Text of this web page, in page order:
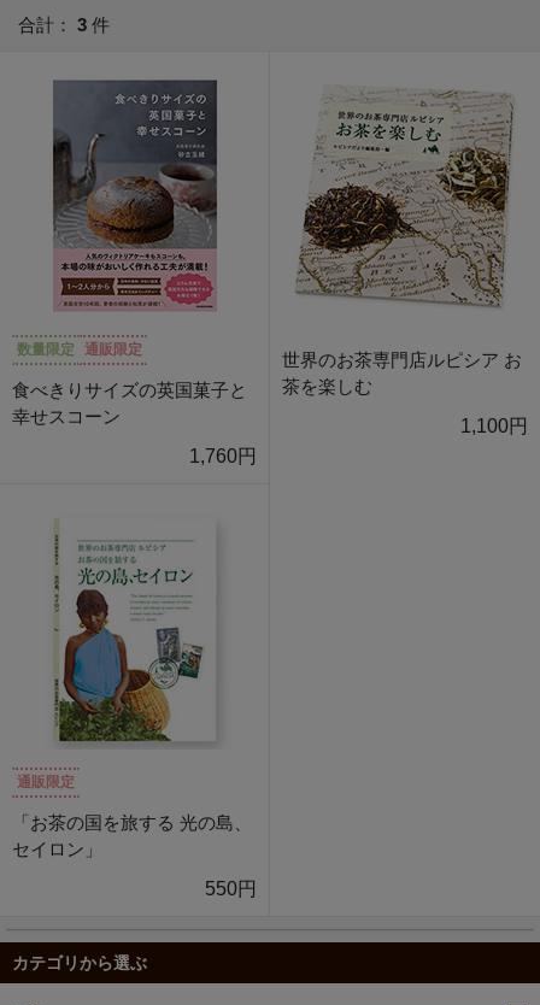
合計： 3 件
数量限定 通販限定
食べきりサイズの英国菓子と
幸せスコーン
1,760円
世界のお茶専門店ルピシア お
茶を楽しむ
1,100円
通販限定
「お茶の国を旅する 光の島、
セイロン」
550円
カテゴリから選ぶ